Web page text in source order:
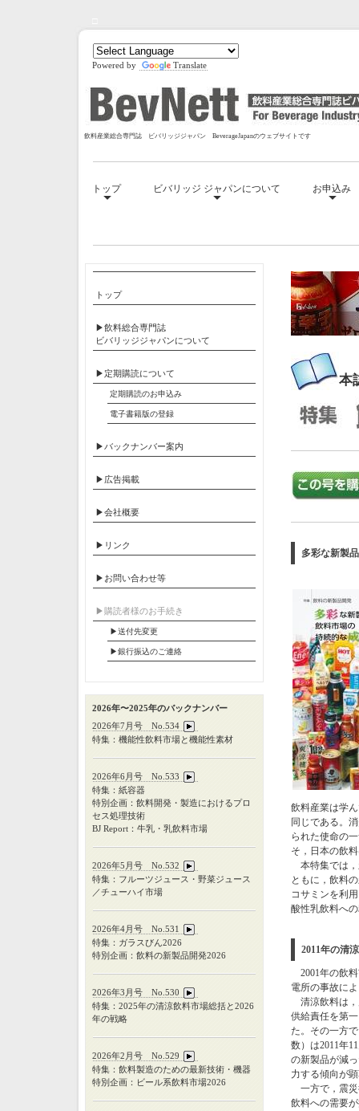
Powered by Translate
飲料産業総合専門誌 ビバリッジジャパン BeverageJapanのウェブサイトです
トップ ビバリッジ ジャパンについて お申込み
本
多彩な新製
飲料産業は学
同じである。
られた使命の
そ，日本の飲
本特集では，
ともに，飲料
コサミンを利
酸性乳飲料へ
2011年の清
2001年の飲
電所の事故に
清涼飲料は，
供給責任を第
た。その一方
数）は2011年
の新製品が減
力する傾向が
一方で，震災
飲料への需要
トップ
▶飲料総合専門誌
ビバリッジジャパンについて
▶定期購読について
定期購読のお申込み
電子書籍版の登録
▶バックナンバー案内
▶広告掲載
▶会社概要
▶リンク
▶お問い合わせ等
▶︎購読者様のお手続き
▶送付先変更
▶︎銀行振込のご連絡
2026年〜2025年のバックナンバー
2026年7月号 No.534
特集：機能性飲料市場と機能性素材
2026年6月号 No.533
特集：紙容器
特別企画：飲料開発・製造におけるプロ
セス処理技術
BJ Report：牛乳・乳飲料市場
2026年5月号 No.532
特集：フルーツジュース・野菜ジュース
／チューハイ市場
2026年4月号 No.531
特集：ガラスびん2026
特別企画：飲料の新製品開発2026
2026年3月号 No.530
特集：2025年の清涼飲料市場総括と2026
年の戦略
2026年2月号 No.529
特集：飲料製造のための最新技術・機器
特別企画：ビール系飲料市場2026